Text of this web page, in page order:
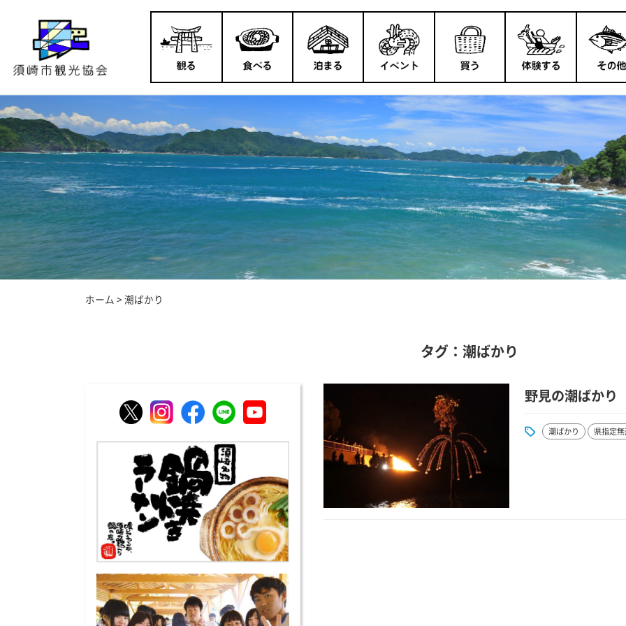
ホーム > 潮ばかり
タグ：潮ばかり
野見の潮ばかり
潮ばかり 県指定